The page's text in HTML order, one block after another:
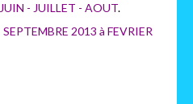
JUIN - JUILLET - AOUT.
SEPTEMBRE 2013 à FEVRIER